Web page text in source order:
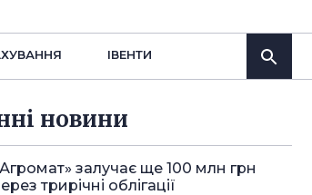
IВЕНТИ
новини
залучає ще 100 млн грн
трирічні облігації